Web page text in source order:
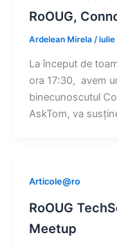
RoOUG,
Ardelean Mirela /iulie
La început de
ora 17:30, avem
binecunoscutul
AskTom, va
Articole@ro
RoOUG
Meetup